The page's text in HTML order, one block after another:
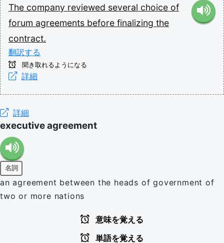
The company reviewed several choice of
forum agreements before finalizing the
contract.
翻訳する
聞き取れるようになる
詳細
詳細
executive agreement
名詞
an agreement between the heads of government of
two or more nations
意味を覚える
単語を覚える